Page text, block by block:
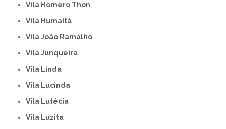
Vila Homero Thon
Vila Humaitá
Vila João Ramalho
Vila Junqueira
Vila Linda
Vila Lucinda
Vila Lutécia
Vila Luzita